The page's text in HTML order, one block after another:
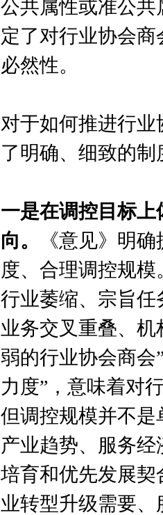
公共属性或准公
定了对行业协会
必然性。
对于如何推进行
了明确、细致的
一是在调控目标
向。
《意见》明
度、合理调控规
行业萎缩、宗旨任
业务交叉重叠、
弱的行业协会商会
力度”，意味着对
但调控规模并不是
产业趋势、服务
培育和优先发展
业转型升级需要、